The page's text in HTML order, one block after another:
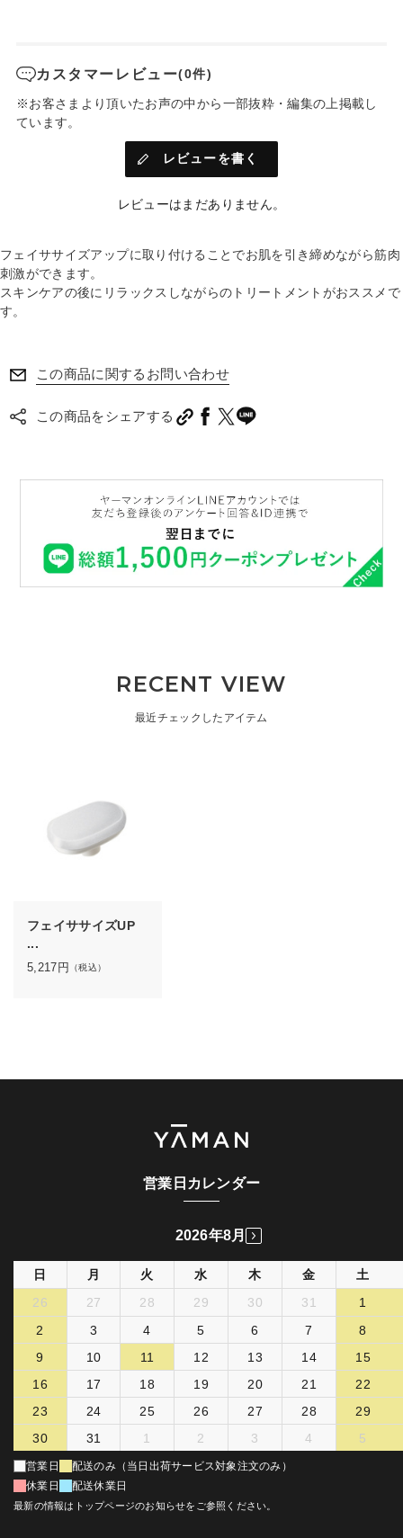
カスタマーレビュー(0件)
※お客さまより頂いたお声の中から一部抜粋・編集の上掲載し
ています。
レビューを書く
レビューはまだありません。
フェイササイズアップに取り付けることでお肌を引き締めながら筋肉
刺激ができます。
スキンケアの後にリラックスしながらのトリートメントがおススメで
す。
この商品に関するお問い合わせ
この商品をシェアする
RECENT VIEW
最近チェックしたアイテム
フェイササイズUP
...
5,217 円 （税込）
営業日カレンダー
2026年8月
日 月 火 水 木 金
土
26
27 28 29 30 31
1
2
3 4 5 6 7
8
9
10 11 12 13 14
15
16
17 18 19 20 21
22
23
24 25 26 27 28
29
30
31 1 2 3 4 5
営業日
配送のみ（当日出荷サービス対象注文のみ）
休業日
配送休業日
最新の情報はトップページのお知らせをご参照ください。